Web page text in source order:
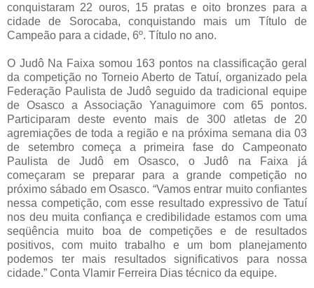
conquistaram 22 ouros, 15 pratas e oito bronzes para a
cidade de Sorocaba, conquistando mais um Título de
Campeão para a cidade, 6º. Título no ano.
O Judô Na Faixa somou 163 pontos na classificação geral
da competição no Torneio Aberto de Tatuí, organizado pela
Federação Paulista de Judô seguido da tradicional equipe
de Osasco a Associação Yanaguimore com 65 pontos.
Participaram deste evento mais de 300 atletas de 20
agremiações de toda a região e na próxima semana dia 03
de setembro começa a primeira fase do Campeonato
Paulista de Judô em Osasco, o Judô na Faixa já
começaram se preparar para a grande competição no
próximo sábado em Osasco. “Vamos entrar muito confiantes
nessa competição, com esse resultado expressivo de Tatuí
nos deu muita confiança e credibilidade estamos com uma
seqüência muito boa de competições e de resultados
positivos, com muito trabalho e um bom planejamento
podemos ter mais resultados significativos para nossa
cidade.” Conta Vlamir Ferreira Dias técnico da equipe.